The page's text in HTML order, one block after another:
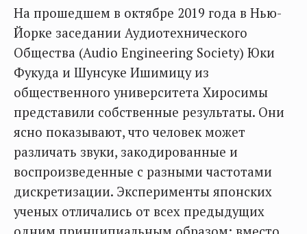
На прошедшем в октябре 2019 года в Нью-
Йорке заседании Аудиотехнического
Общества (Audio Engineering Society) Юки
Фукуда и Шунсуке Ишимицу из
общественного университета Хиросимы
представили собственные результаты. Они
ясно показывают, что человек может
различать звуки, закодированные и
воспроизведенные с разными частотами
дискретизации. Эксперименты японских
ученых отличались от всех предыдущих